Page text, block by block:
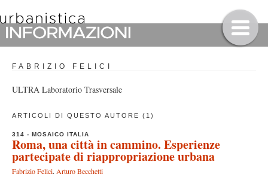
FABRIZIO FELICI
ULTRA Laboratorio Trasversale
ARTICOLI DI QUESTO AUTORE (1)
314 - MOSAICO ITALIA
Roma, una città in cammino. Esperienze
partecipate di riappropriazione urbana
Fabrizio Felici, Arturo Becchetti